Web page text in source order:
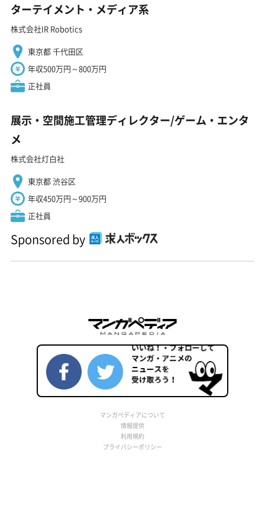
ターテイメント・メディア系
株式会社IR Robotics
東京都 千代田区
年収500万円～800万円
正社員
展示・空間施工管理ディレクター/ゲーム・エンタ
メ
株式会社灯白社
東京都 渋谷区
年収450万円～900万円
正社員
Sponsored by
マンガペディアについて
情報提供
利用規約
プライバシーポリシー